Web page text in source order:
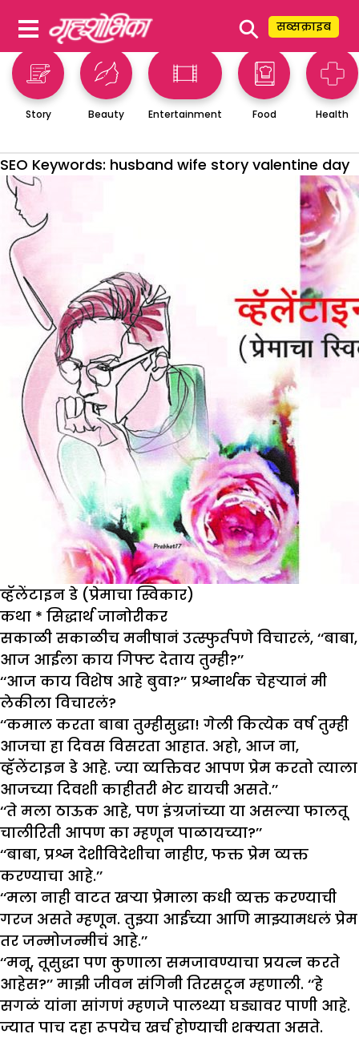
⚲ सब्सक्राइब
Story Beauty Entertainment Food Health
SEO Keywords: husband wife story valentine day
व्हॅलेंटाइन डे (प्रेमाचा स्विकार)
कथा * सिद्धार्थ जानोरीकर
सकाळी सकाळीच मनीषानं उत्स्फुर्तपणे विचारलं, ‘‘बाबा,
आज आईला काय गिफ्ट देताय तुम्ही?’’
‘‘आज काय विशेष आहे बुवा?’’ प्रश्नार्थक चेहऱ्यानं मी
लेकीला विचारलं?
‘‘कमाल करता बाबा तुम्हीसुद्धा! गेली कित्येक वर्ष तुम्ही
आजचा हा दिवस विसरता आहात. अहो, आज ना,
व्हॅलेंटाइन डे आहे. ज्या व्यक्तिवर आपण प्रेम करतो त्याला
आजच्या दिवशी काहीतरी भेट द्यायची असते.’’
‘‘ते मला ठाऊक आहे, पण इंग्रजांच्या या असल्या फालतू
चालीरिती आपण का म्हणून पाळायच्या?’’
‘‘बाबा, प्रश्न देशीविदेशीचा नाहीए, फक्त प्रेम व्यक्त
करण्याचा आहे.’’
‘‘मला नाही वाटत खऱ्या प्रेमाला कधी व्यक्त करण्याची
गरज असते म्हणून. तुझ्या आईच्या आणि माझ्यामधलं प्रेम
तर जन्मोजन्मीचं आहे.’’
‘‘मनू, तूसुद्धा पण कुणाला समजावण्याचा प्रयत्न करते
आहेस?’’ माझी जीवन संगिनी तिरसटून म्हणाली. ‘‘हे
सगळं यांना सांगणं म्हणजे पालथ्या घड्यावर पाणी आहे.
ज्यात पाच दहा रूपयेच खर्च होण्याची शक्यता असते.